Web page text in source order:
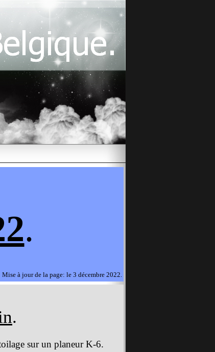
.
Mise à jour de la page: le 3 décembre 2022.
.
sur un planeur K-6.